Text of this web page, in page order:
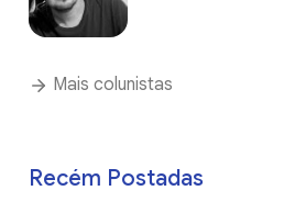
Mais colunistas
Recém Postadas